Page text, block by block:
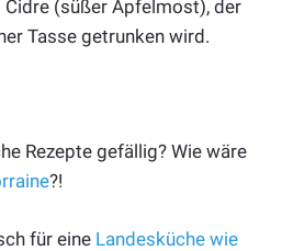
(süßer Apfelmost), der
Tasse getrunken wird.
Rezepte gefällig? Wie wäre
?!
für eine Landesküche wie